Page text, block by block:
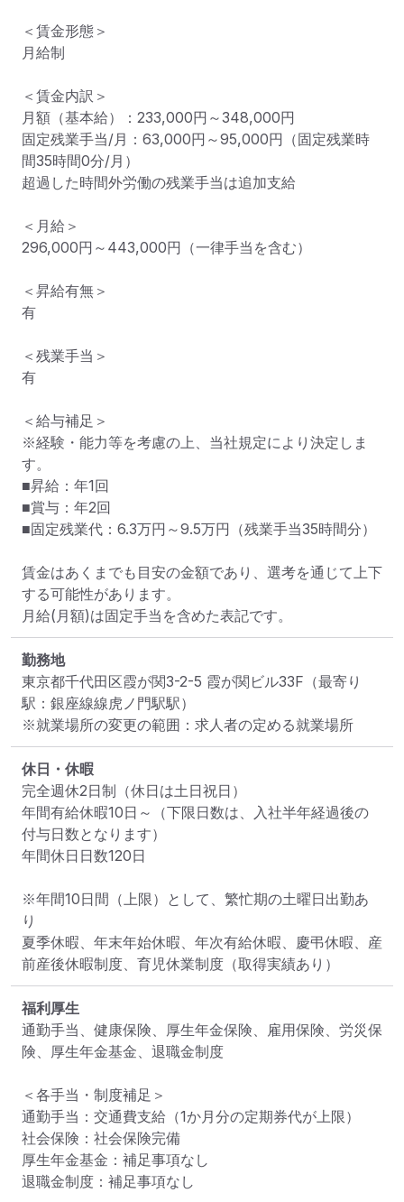
＜賃金形態＞
月給制
＜賃金内訳＞
月額（基本給）：233,000円～348,000円
固定残業手当/月：63,000円～95,000円（固定残業時
間35時間0分/月）
超過した時間外労働の残業手当は追加支給
＜月給＞
296,000円～443,000円（一律手当を含む）
＜昇給有無＞
有
＜残業手当＞
有
＜給与補足＞
※経験・能力等を考慮の上、当社規定により決定しま
す。
■昇給：年1回
■賞与：年2回
■固定残業代：6.3万円～9.5万円（残業手当35時間分）
賃金はあくまでも目安の金額であり、選考を通じて上下
する可能性があります。
月給(月額)は固定手当を含めた表記です。
勤務地
東京都千代田区霞が関3-2-5 霞が関ビル33F （最寄り
駅：銀座線線虎ノ門駅駅）
※就業場所の変更の範囲：求人者の定める就業場所
休日・休暇
完全週休2日制（休日は土日祝日）
年間有給休暇10日～（下限日数は、入社半年経過後の
付与日数となります）
年間休日日数120日
※年間10日間（上限）として、繁忙期の土曜日出勤あ
り
夏季休暇、年末年始休暇、年次有給休暇、慶弔休暇、産
前産後休暇制度、育児休業制度（取得実績あり）
福利厚生
通勤手当、健康保険、厚生年金保険、雇用保険、労災保
険、厚生年金基金、退職金制度
＜各手当・制度補足＞
通勤手当：交通費支給（1か月分の定期券代が上限）
社会保険：社会保険完備
厚生年金基金：補足事項なし
退職金制度：補足事項なし